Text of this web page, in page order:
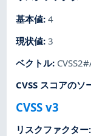
基本値:4
現状値:3
ベクトル:
CVSS スコアのソ
CVSS v3
リスクファクター: